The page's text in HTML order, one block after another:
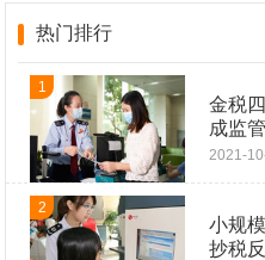
热门排行
1
金税
成监
2021-
2
小规
抄税